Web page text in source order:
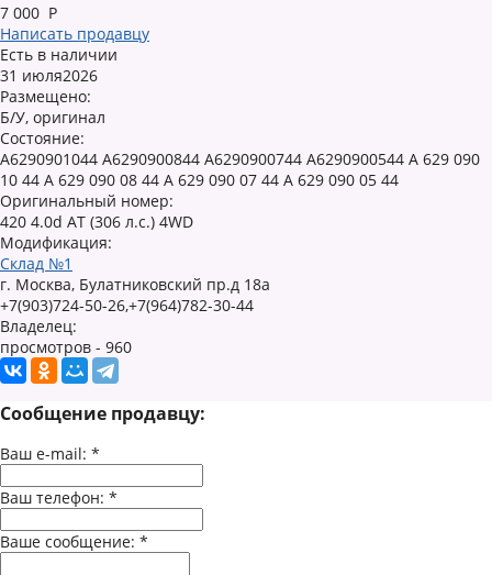
7 000 Р
Написать продавцу
Есть в наличии
31 июля2026
Размещено:
Б/У, оригинал
Состояние:
A6290901044 A6290900844 A6290900744 A6290900544 A 629 090
10 44 A 629 090 08 44 A 629 090 07 44 A 629 090 05 44
Оригинальный номер:
420 4.0d AT (306 л.с.) 4WD
Модификация:
Склад №1
г. Москва, Булатниковский пр.д 18а
+7(903)724-50-26,+7(964)782-30-44
Владелец:
просмотров - 960
Сообщение продавцу:
Ваш e-mail: *
Ваш телефон: *
Ваше сообщение: *